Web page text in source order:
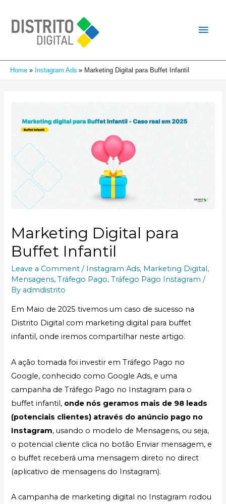
Home Instagram Ads Marketing Digital para Buffet Infantil
Marketing Digital para
Buffet Infantil
Leave a Comment / Instagram Ads, Marketing Digital,
Mensagens,Tráfego Pago,Tráfego Pago Instagram /
By admdistrito
Em Maio de 2025 tivemos um caso de sucesso na
Distrito Digital com marketing digital para buffet
infantil, onde iremos compartilhar neste artigo.
A ação tomada foi investir em Tráfego Pago no
Google, conhecido como Google Ads, e uma
campanha de Tráfego Pago no Instagram para o
buffet infantil, onde nós geramos mais de 98 leads
(potenciais clientes) através do anúncio pago no
Instagram, usando o modelo de Mensagens, ou seja,
o potencial cliente clica no botão Enviar mensagem, e
o buffet receberá uma mensagem direto no direct
(aplicativo de mensagens do Instagram).
A campanha de marketing digital no Instagram rodou